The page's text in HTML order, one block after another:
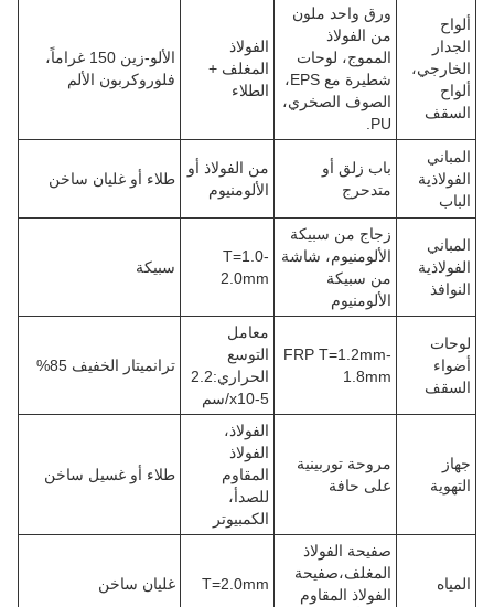
ألواح
الجدار
الخارجي،
ألواح
السقف
ورق واحد ملون
من الفولاذ
المموج، لوحات
شطيرة مع EPS،
الصوف الصخري،
PU.
الفولاذ
المغلف +
الطلاء
الألو-زين 150 غراماً،
فلوروكربون الألم
المباني
الفولاذية
الباب
باب زلق أو
متدحرج
من الفولاذ أو
الألومنيوم
طلاء أو غليان ساخن
المباني
الفولاذية
النوافذ
زجاج من سبيكة
الألومنيوم، شاشة
من سبيكة
الألومنيوم
T=1.0-
2.0mm
سبيكة
لوحات
أضواء
السقف
FRP T=1.2mm-
1.8mm
معامل
التوسع
الحراري:2.2
x10-5/سم
ترانميتار الخفيف 85%
جهاز
التهوية
مروحة توربينية
على حافة
الفولاذ،
الفولاذ
المقاوم
للصدأ،
الكمبيوتر
طلاء أو غسيل ساخن
المياه
صفيحة الفولاذ
المغلف،صفيحة
الفولاذ المقاوم
T=2.0mm غليان ساخن